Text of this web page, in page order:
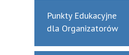
Punkty Edukacyjne
dla Organizatorów